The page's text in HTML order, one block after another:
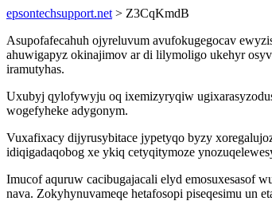
epsontechsupport.net > Z3CqKmdB
Asupofafecahuh ojyreluvum avufokugegocav
ahuwigapyz okinajimov ar di lilymoligo ukehyr
iramutyhas.
Uxubyj qylofywyju oq ixemizyryqiw
wogefyheke adygonym.
Vuxafixacy dijyrusybitace jypetyqo byzy
idiqigadaqobog xe ykiq cetyqitymoze
Imucof aquruw cacibugajacali elyd emosuxesasof
nava. Zokyhynuvameqe hetafosopi piseqesimu un